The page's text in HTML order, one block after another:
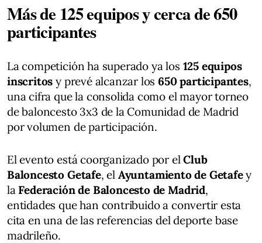
Más de 125 equipos y cerca de 650
participantes
La competición ha superado ya los 125 equipos
inscritos y prevé alcanzar los650 participantes,
una cifra que la consolida como el mayor torneo
de baloncesto 3x3 de la Comunidad de Madrid
por volumen de participación.
El evento está coorganizado por elClub
Baloncesto Getafe, el Ayuntamiento de Getafey
la Federación de Baloncesto de Madrid,
entidades que han contribuido a convertir esta
cita en una de las referencias del deporte base
madrileño.